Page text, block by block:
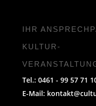
IHR
KULTUR-
Tel.: 0461 - 99 57 71
E-Mail: